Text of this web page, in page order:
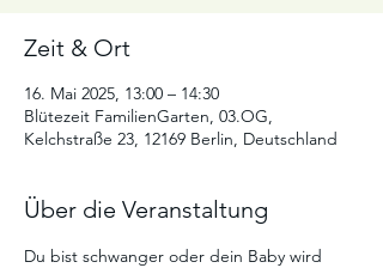
Zeit & Ort
16. Mai 2025, 13:00 – 14:30
Blütezeit FamilienGarten, 03.OG,
Kelchstraße 23, 12169 Berlin, Deutschland
Über die Veranstaltung
Du bist schwanger oder dein Baby wird